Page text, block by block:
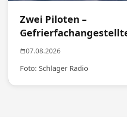
Zwei Piloten –
07.08.2026
Foto: Schlager Radio